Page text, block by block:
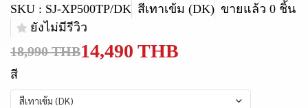
SKU : SJ-XP500TP/DK สีเทาเข้ม (DK) ขายแล้ว 0 ชิ้น
ยังไม่มีรีวิว
18,990 THB14,490 THB
สี
สีเทาเข้ม (DK)